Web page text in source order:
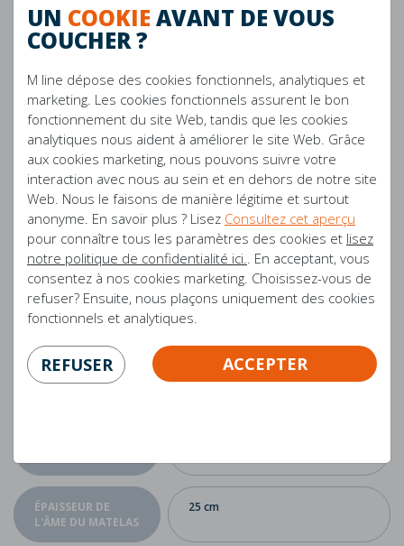
UN COOKIE AVANT DE VOUS
COUCHER ?
M line dépose des cookies fonctionnels, analytiques et
marketing. Les cookies fonctionnels assurent le bon
fonctionnement du site Web, tandis que les cookies
analytiques nous aident à améliorer le site Web. Grâce
aux cookies marketing, nous pouvons suivre votre
interaction avec nous au sein et en dehors de notre site
Web. Nous le faisons de manière légitime et surtout
anonyme. En savoir plus ? Lisez Consultez cet aperçu
pour connaître tous les paramètres des cookies et lisez
notre politique de confidentialité ici.. En acceptant, vous
consentez à nos cookies marketing. Choisissez-vous de
refuser? Ensuite, nous plaçons uniquement des cookies
fonctionnels et analytiques.
REFUSER ACCEPTER
NOMBRE DE NUITS
DE SOMMEIL DE
L'ESSAI
100
ANTI-ALLERGIQUE Oui
ZONES DE
CONFORT
FERMETÉ Firm
GARANTIE 10 ans
PRODUIT EN Pays-Bas
CONVIENT AUX
SOMMIERS
Boxspring, Cadre à lamelles, Fond
ÉPAISSEUR DE
L'ÂME DU MATELAS
25 cm